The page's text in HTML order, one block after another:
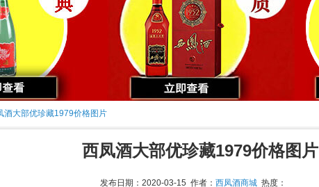
酒大部优珍藏1979价格图片
西凤酒大部优珍藏1979价格图片
发布日期：2020-03-15 作者： 西凤酒商城热度：